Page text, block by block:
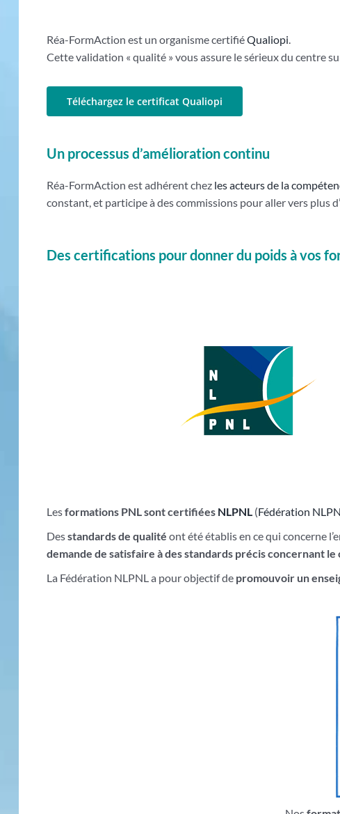
Réa-FormAction est un organisme certifiéQualiopi.
Cette validation « qualité » vous assure le sérieux du centre
Téléchargez le certificat Qualiopi
Un processus d’amélioration continu
Réa-FormAction est adhérent chez les acteurs de la
constant, et participe à des commissions pour aller vers plus
Des certifications pour donner du poids à vos
Lesformations PNL sont certifiées NLPNL (Fédération
Desstandards de qualité ont été établis en ce qui concerne
demande de satisfaire à des standards précis concernant
La Fédération NLPNL a pour objectif de promouvoir un